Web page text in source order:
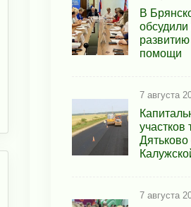
В
помощи
7 августа
участков
Дятьково
7 августа